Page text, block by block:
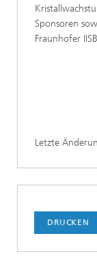
Sponsoren
Fraunhofer
Letzte
DRUCKEN